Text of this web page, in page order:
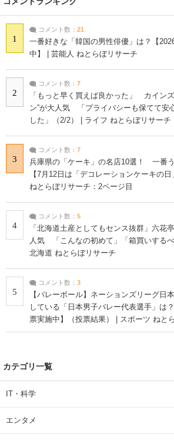
1
コメント数： 21
一番好きな「韓国の男性俳優」は？【
中】 | 芸能人 ねとらぼリサーチ
2
コメント数： 7
「もっと早く買えば良かった」 カイン
ン”が大人気 「プライバシーも保てて安
した」（2/2） | ライフ ねとらぼリサーチ
3
コメント数： 7
兵庫県の「ケーキ」の名店10選！ 一番
【7月12日は「デコレーションケーキの
ねとらぼリサーチ：2ページ目
4
コメント数： 5
「北海道土産としてもセンス抜群」六花
人気 「こんなの初めて」「箱買いするべ
北海道 ねとらぼリサーチ
5
コメント数： 3
【バレーボール】ネーションズリーグ日
している「日本男子バレー代表選手」は
票実施中】（投票結果） | スポーツ ねと
カテゴリ一覧
IT・科学
エンタメ